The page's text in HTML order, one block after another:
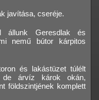
javítása, cseréje.
állunk Geresdlak és
nemű bútor kárpitos
és lakástüzet túlélt
de árvíz károk okán,
földszintjének komplett